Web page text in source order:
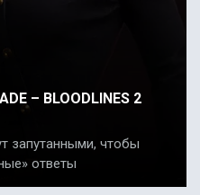
– BLOODLINES 2
запутанными, чтобы
ответы